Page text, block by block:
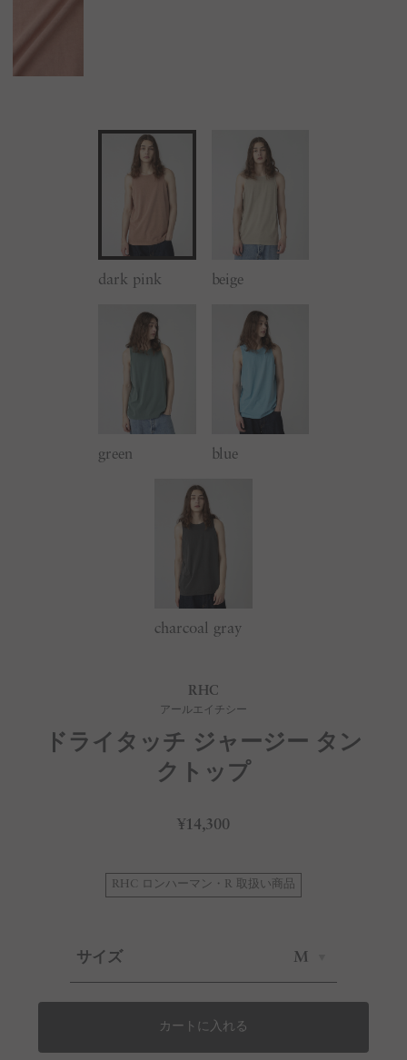
dark pink beige
green blue
charcoal gray
RHC
アールエイチシー
ドライタッチ ジャージー タン
クトップ
¥14,300
RHC ロンハーマン・R 取扱い商品
サイズ M
カートに入れる